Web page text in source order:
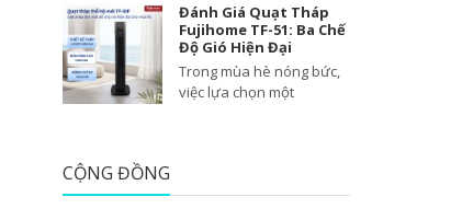
Đánh Giá Quạt Tháp
Fujihome TF-51: Ba Chế
Độ Gió Hiện Đại
Trong mùa hè nóng bức,
việc lựa chọn một
CỘNG ĐỒNG